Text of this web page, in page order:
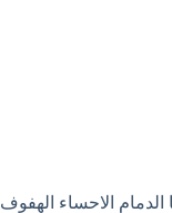
الاحساء الهفوف